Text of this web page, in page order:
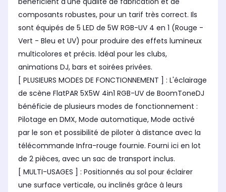
composants robustes, pour un tarif très correct. Ils
sont équipés de 5 LED de 5W RGB-UV 4 en 1 (Rouge -
Vert - Bleu et UV) pour produire des effets lumineux
multicolores et précis. Idéal pour les clubs,
animations DJ, bars et soirées privées.
[ PLUSIEURS MODES DE FONCTIONNEMENT ] : L'éclairage
de scène FlatPAR 5X5W 4in1 RGB-UV de BoomToneDJ
bénéficie de plusieurs modes de fonctionnement :
Pilotage en DMX, Mode automatique, Mode activé
par le son et possibilité de piloter à distance avec la
télécommande Infra-rouge fournie. Fourni ici en lot
de 2 pièces, avec un sac de transport inclus.
[ MULTI-USAGES ] : Positionnés au sol pour éclairer
une surface verticale, ou inclinés grâce à leurs